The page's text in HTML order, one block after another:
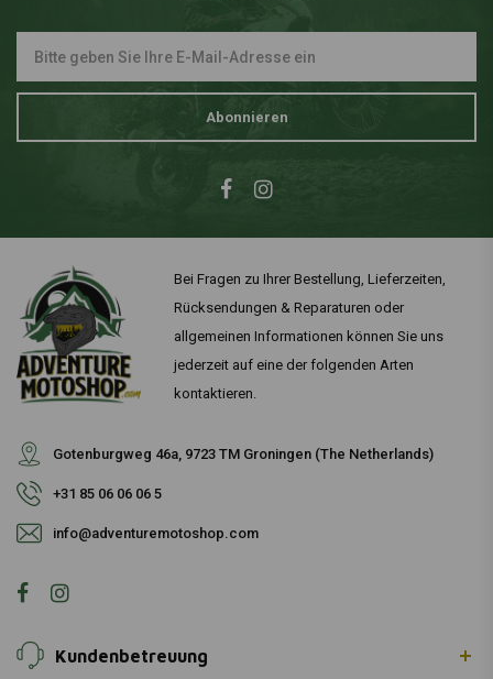
Abonnieren
Bei Fragen zu Ihrer Bestellung, Lieferzeiten,
Rücksendungen & Reparaturen oder
allgemeinen Informationen können Sie uns
jederzeit auf eine der folgenden Arten
kontaktieren.
Gotenburgweg 46a, 9723 TM Groningen (The Netherlands)
+31 85 06 06 06 5
info@adventuremotoshop.com
Kundenbetreuung